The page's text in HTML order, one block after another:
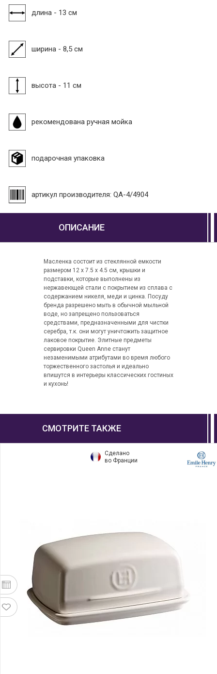
длина - 13 см
ширина - 8,5 см
высота - 11 см
рекомендована ручная мойка
подарочная упаковка
артикул производителя: QA-4/4904
ОПИСАНИЕ
Масленка состоит из стеклянной емкости
размером 12 х 7.5 х 4.5 см, крышки и
подставки, которые выполнены из
нержавеющей стали с покрытием из сплава с
содержанием никеля, меди и цинка. Посуду
бренда разрешено мыть в обычной мыльной
воде, но запрещено пользоваться
средствами, предназначенными для чистки
серебра, т.к. они могут уничтожить защитное
лаковое покрытие. Элитные предметы
сервировки Queen Anne станут
незаменимыми атрибутами во время любого
торжественного застолья и идеально
впишутся в интерьеры классических гостиных
и кухонь!
СМОТРИТЕ ТАКЖЕ
Сделано
во Франции